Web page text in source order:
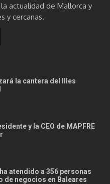
actualidad de Mallorca y
y cercanas.
la cantera del Illes
y la CEO de MAPFRE
atendido a 356 personas
de negocios en Baleares